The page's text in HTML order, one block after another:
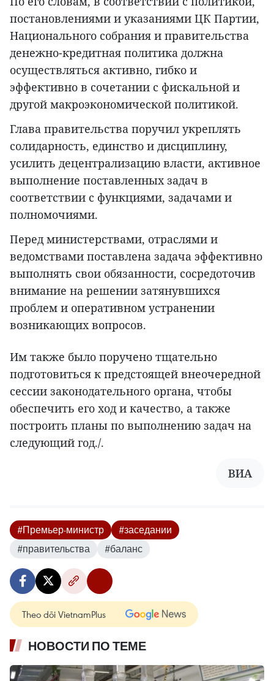
постановлениями и указаниями ЦК Партии,
Национального собрания и правительства
денежно-кредитная политика должна
осуществляться активно, гибко и
эффективно в сочетании с фискальной и
другой макроэкономической политикой.
Глава правительства поручил укреплять
солидарность, единство и дисциплину,
усилить децентрализацию власти, активное
выполнение поставленных задач в
соответствии с функциями, задачами и
полномочиями.
Перед министерствами, отраслями и
ведомствами поставлена задача эффективно
выполнять свои обязанности, сосредоточив
внимание на решении затянувшихся
проблем и оперативном устранении
возникающих вопросов.
Им также было поручено тщательно
подготовиться к предстоящей внеочередной
сессии законодательного органа, чтобы
обеспечить его ход и качество, а также
построить планы по выполнению задач на
следующий год./.
ВИА
#Премьер-министр
#заседании
#правительства
#баланс
Theo dõi VietnamPlus
НОВОСТИ ПО ТЕМЕ